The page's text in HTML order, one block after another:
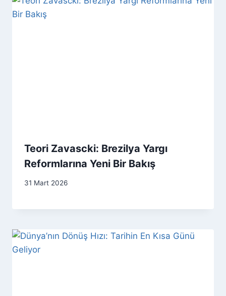
Teori Zavascki: Brezilya Yargı
Reformlarına Yeni Bir Bakış
31 Mart 2026